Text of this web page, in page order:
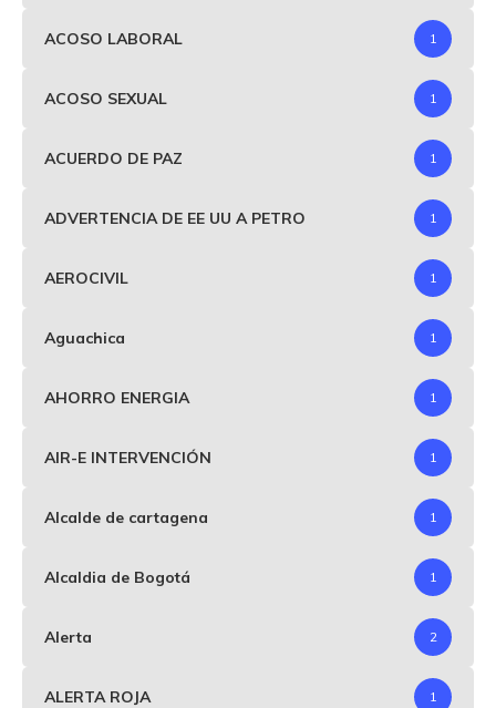
ACOSO LABORAL 1
ACOSO SEXUAL 1
ACUERDO DE PAZ 1
ADVERTENCIA DE EE UU A PETRO 1
AEROCIVIL 1
Aguachica 1
AHORRO ENERGIA 1
AIR-E INTERVENCIÓN 1
Alcalde de cartagena 1
Alcaldia de Bogotá 1
Alerta 2
ALERTA ROJA 1